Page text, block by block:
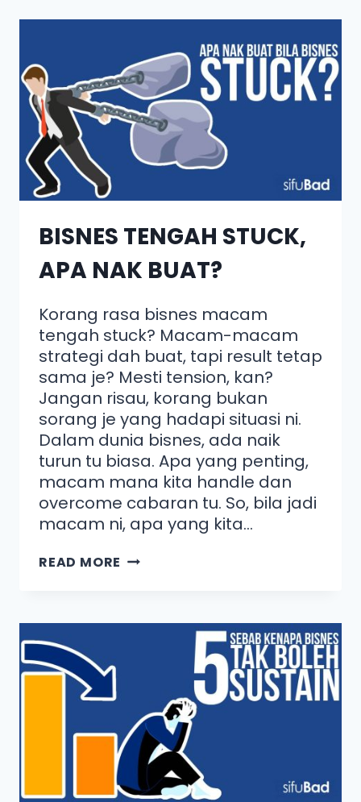
BISNES TENGAH STUCK,
APA NAK BUAT?
Korang rasa bisnes macam
tengah stuck? Macam-macam
strategi dah buat, tapi result tetap
sama je? Mesti tension, kan?
Jangan risau, korang bukan
sorang je yang hadapi situasi ni.
Dalam dunia bisnes, ada naik
turun tu biasa. Apa yang penting,
macam mana kita handle dan
overcome cabaran tu. So, bila jadi
macam ni, apa yang kita…
READ MORE